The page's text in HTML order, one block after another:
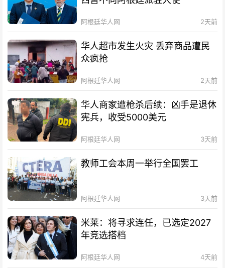
阿根廷华人网 2天前
华人超市发生火灾 丢弃商品遭民
众疯抢
阿根廷华人网 2天前
华人商家遭枪杀后续：凶手是退休
宪兵，收受5000美元
阿根廷华人网 3天前
教师工会本周一举行全国罢工
阿根廷华人网 3天前
米莱：将寻求连任，已选定2027
年竞选搭档
阿根廷华人网 4天前